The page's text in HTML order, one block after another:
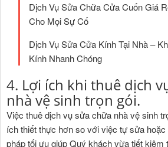
Dịch Vụ Sửa Chữa Cửa Cuốn Giá
Cho Mọi Sự Cố
Dịch Vụ Sửa Cửa Kính Tại Nhà –
Kính Nhanh Chóng
4. Lợi ích khi thuê dịch
nhà vệ sinh trọn gói.
Việc thuê dịch vụ sửa chữa nhà vệ sinh
ích thiết thực hơn so với việc tự sửa
pháp tối ưu giúp Quý khách vừa tiết kiệm